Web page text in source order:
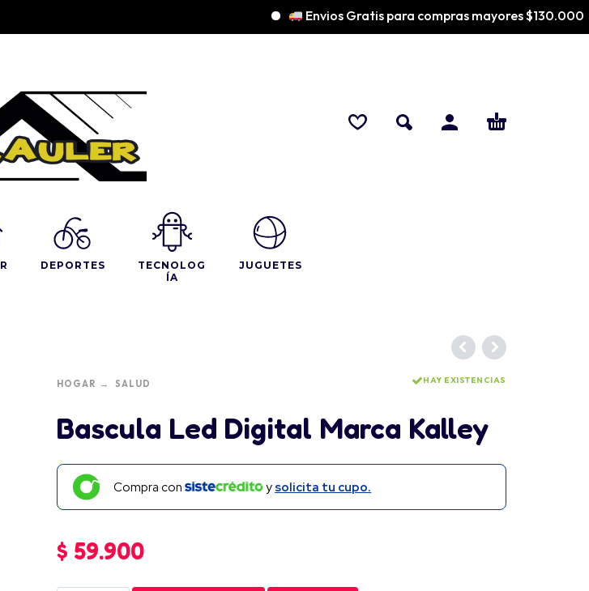
Envios Gratis para compras mayores $130.000
DEPORTES
TECNOLOG
ÍA
JUGUETES
HOGAR SALUD HAY EXISTENCIAS
Bascula Led Digital Marca Kalley
Compra con y solicita tu cupo.
$ 59.900